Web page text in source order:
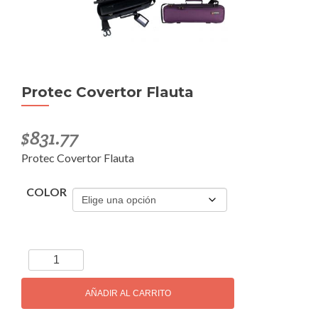
Protec Covertor Flauta
$831.77
Protec Covertor Flauta
COLOR
Protec
Covertor
cantidad
AÑADIR AL CARRITO